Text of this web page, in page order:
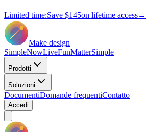
Limited time:Save $145on lifetime access→
Make design
SimpleNowLiveFunMatterSimple
Prodotti
Soluzioni
DocumentiDomande frequentiContatto
Accedi